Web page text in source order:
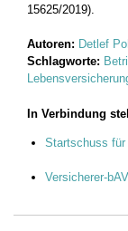
15625/2019).
Autoren: Detlef
Schlagworte:
In Verbindung
Startschuss für
Versicherer-